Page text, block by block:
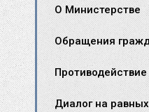
О Министерстве
Обращения
Диалог на равных